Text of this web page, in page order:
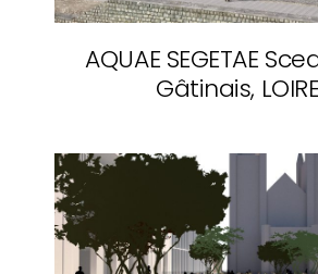
AQUAE SEGETAE
Gâtinais,